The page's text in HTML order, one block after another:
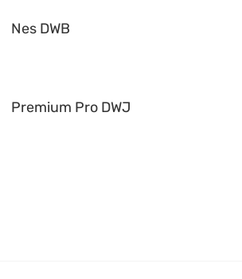
Nes DWB
Premium Pro DWJ